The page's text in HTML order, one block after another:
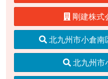
剛建株式
北九州市小倉南
北九州市